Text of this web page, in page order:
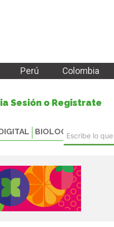
Perú Colombia
Sesión o Registrate
BIOLOGICALS